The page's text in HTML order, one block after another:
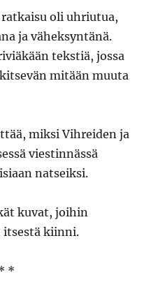
oli uhriutua,
ja väheksyntänä.
tekstiä, jossa
mitään muuta
miksi Vihreiden ja
viestinnässä
natseiksi.
kuvat, joihin
itsestä kiinni.
*